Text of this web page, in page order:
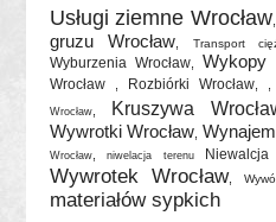
Usługi ziemne Wrocław,
gruzu Wrocław
Transport
Wyburzenia Wrocław ,Wykopy
Wrocław
Rozbiórki Wrocław
Wrocław Kruszywa
Wywrotki Wrocław
Wrocław ,niwelacja terenu
Wywrotek Wrocław,
materiałów sypkich